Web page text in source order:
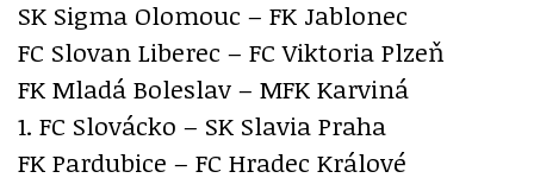
SK Sigma Olomouc – FK Jablonec
FC Slovan Liberec – FC Viktoria Plzeň
FK Mladá Boleslav – MFK Karviná
1. FC Slovácko – SK Slavia Praha
FK Pardubice – FC Hradec Králové